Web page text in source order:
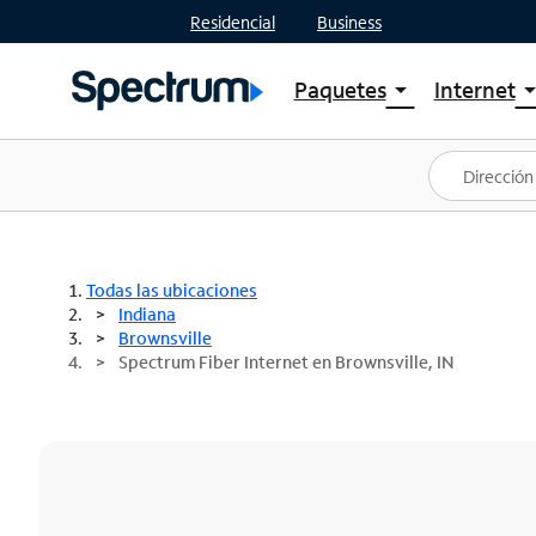
Residencial Business
Paquetesarrow_drop_down
Ver paquetes
Spectrum One
Mejores ofertas
Internetarrow_drop_down
Planes
Todas las ubicaciones
Indiana
Brownsville
Spectrum Fiber Internet en Brownsville, IN